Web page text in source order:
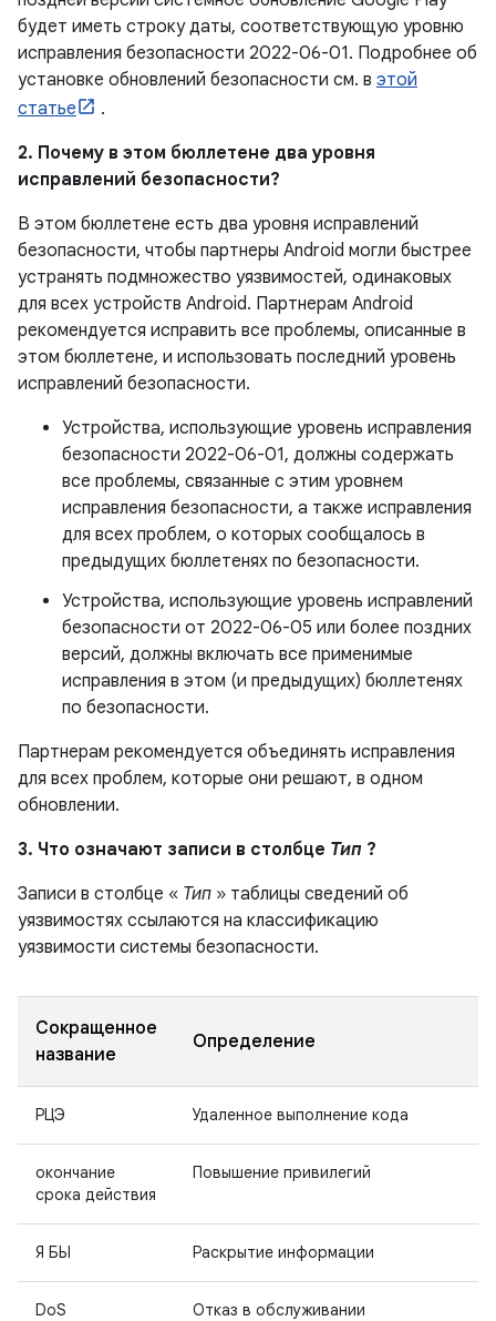
будет иметь строку даты, соответствующую уровню
исправления безопасности 2022-06-01. Подробнее об
установке обновлений безопасности см. в этой
статье
.
2. Почему в этом бюллетене два уровня
исправлений безопасности?
В этом бюллетене есть два уровня исправлений
безопасности, чтобы партнеры Android могли быстрее
устранять подмножество уязвимостей, одинаковых
для всех устройств Android. Партнерам Android
рекомендуется исправить все проблемы, описанные в
этом бюллетене, и использовать последний уровень
исправлений безопасности.
Устройства, использующие уровень исправления
безопасности 2022-06-01, должны содержать
все проблемы, связанные с этим уровнем
исправления безопасности, а также исправления
для всех проблем, о которых сообщалось в
предыдущих бюллетенях по безопасности.
Устройства, использующие уровень исправлений
безопасности от 2022-06-05 или более поздних
версий, должны включать все применимые
исправления в этом (и предыдущих) бюллетенях
по безопасности.
Партнерам рекомендуется объединять исправления
для всех проблем, которые они решают, в одном
обновлении.
3. Что означают записи в столбце Тип ?
Записи в столбце « Тип » таблицы сведений об
уязвимостях ссылаются на классификацию
уязвимости системы безопасности.
Сокращенное
название
Определение
РЦЭ Удаленное выполнение кода
окончание
срока действия
Повышение привилегий
Я БЫ Раскрытие информации
DoS Отказ в обслуживании